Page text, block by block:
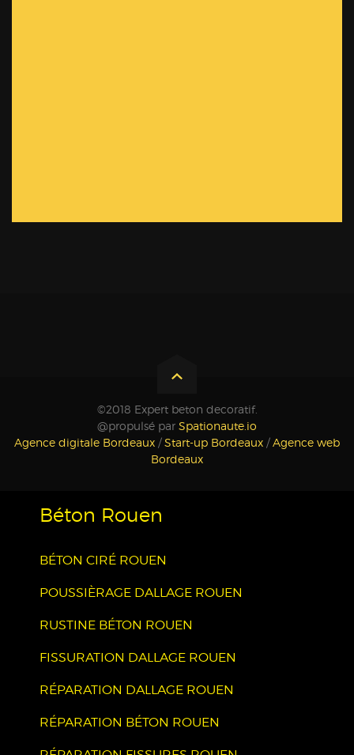
©2018 Expert beton decoratif.
@propulsé par Spationaute.io
Agence digitale Bordeaux /Start-up Bordeaux /Agence web
Bordeaux
Béton Rouen
BÉTON CIRÉ ROUEN
POUSSIÈRAGE DALLAGE ROUEN
RUSTINE BÉTON ROUEN
FISSURATION DALLAGE ROUEN
RÉPARATION DALLAGE ROUEN
RÉPARATION BÉTON ROUEN